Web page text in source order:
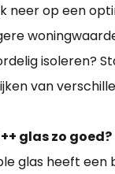
neer op een
isoleren?
van
glas zo goed?
glas heeft een